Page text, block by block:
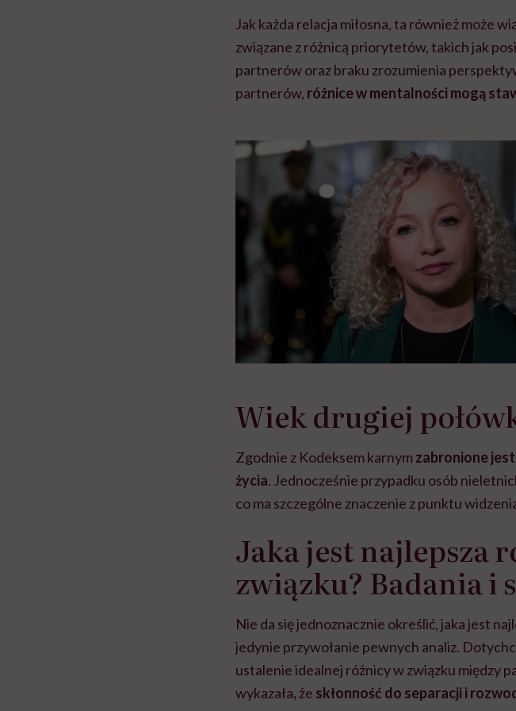
Jak każda relacja miłosna, ta również może
związane z różnicą priorytetów, takich jak
partnerów oraz braku zrozumienia
partnerów, różnice w mentalności mogą
Wiek drugiej
Zgodnie z Kodeksem karnymzabronione
życia. Jednocześnie przypadku osób
co ma szczególne znaczenie z punktu
Jaka jest najlepsza
związku? Badania i
Nie da się jednoznacznie określić, jaka jest
jedynie przywołanie pewnych analiz.
ustalenie idealnej różnicy w związku między
wykazała,że skłonność do separacji i